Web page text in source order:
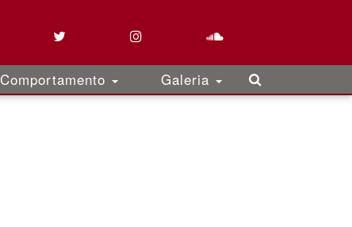
Comportamento Galeria